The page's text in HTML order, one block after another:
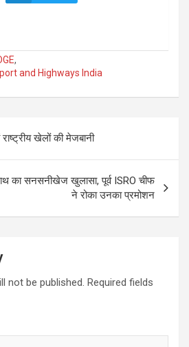
,
and Highways India
खेलों की मेजबानी
का सनसनीखेज खुलासा, पूर्व ISRO चीफ
ने रोका उनका प्रमोशन
not be published. Required fields